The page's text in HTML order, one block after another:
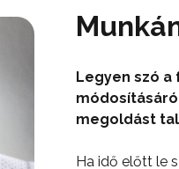
Legyen szó
megoldást
Ha idő előtt le